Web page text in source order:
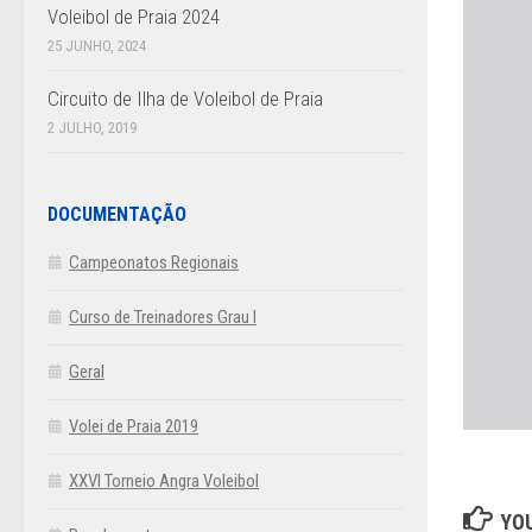
Voleibol de Praia 2024
25 JUNHO, 2024
Circuito de Ilha de Voleibol de Praia
2 JULHO, 2019
DOCUMENTAÇÃO
Campeonatos Regionais
Curso de Treinadores Grau I
Geral
Volei de Praia 2019
XXVI Torneio Angra Voleibol